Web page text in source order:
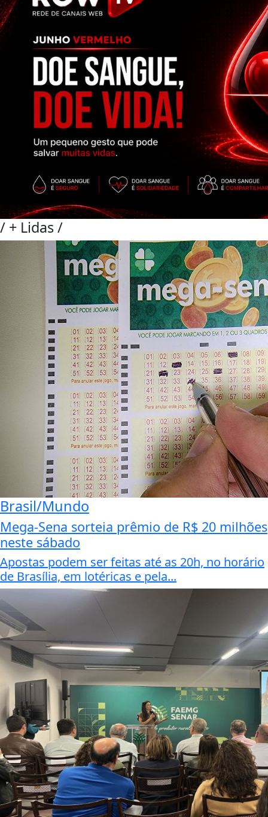
/ + Lidas/
Brasil/Mundo
Mega-Sena sorteia prêmio de R$ 20 milhões
neste sábado
Apostas podem ser feitas até as 20h, no horário
de Brasília, em lotéricas e pela...